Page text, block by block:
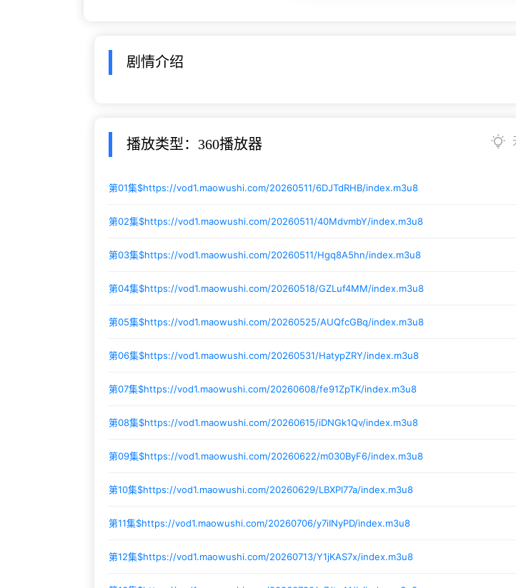
剧情介绍
播放类型：360播放器
第01集$https://vod1.maowushi.com/20260511/6DJTdRHB/index.m3u8
第02集$https://vod1.maowushi.com/20260511/40MdvmbY/index.m3u8
第03集$https://vod1.maowushi.com/20260511/Hgq8A5hn/index.m3u8
第04集$https://vod1.maowushi.com/20260518/GZLuf4MM/index.m3u8
第05集$https://vod1.maowushi.com/20260525/AUQfcGBq/index.m3u8
第06集$https://vod1.maowushi.com/20260531/HatypZRY/index.m3u8
第07集$https://vod1.maowushi.com/20260608/fe91ZpTK/index.m3u8
第08集$https://vod1.maowushi.com/20260615/iDNGk1Qv/index.m3u8
第09集$https://vod1.maowushi.com/20260622/m030ByF6/index.m3u8
第10集$https://vod1.maowushi.com/20260629/LBXPl77a/index.m3u8
第11集$https://vod1.maowushi.com/20260706/y7iINyPD/index.m3u8
第12集$https://vod1.maowushi.com/20260713/Y1jKAS7x/index.m3u8